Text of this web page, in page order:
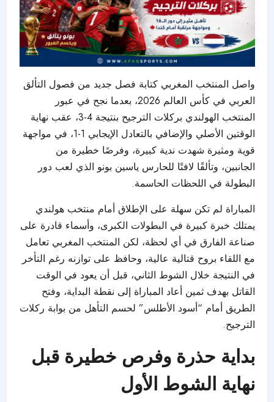
واصل المنتخب المغربي كتابة فصل جديد من فصول التألق
العربي في كأس العالم 2026، بعدما نجح في عبور
المنتخب الهولندي بركلات الترجيح بنتيجة 4-3، عقب نهاية
الوقتين الأصلي والإضافي بالتعادل الإيجابي 1-1، في مواجهة
قوية ومثيرة شهدت ندية كبيرة، وفرصًا خطيرة من
الجانبين، وتألقًا لافتًا للحارس ياسين بونو الذي لعب دور
البطولة في اللحظات الحاسمة.
المباراة لم تكن سهلة على الإطلاق أمام منتخب هولندي
يمتلك خبرة كبيرة في البطولات الكبرى، وأسماء قادرة على
صناعة الفارق في أي لحظة، لكن المنتخب المغربي تعامل
مع اللقاء بروح قتالية عالية، وحافظ على توازنه رغم التأخر
في النتيجة خلال الشوط الثاني، قبل أن يعود في الوقت
القاتل بهدف ثمين أعاد المباراة إلى نقطة البداية، وفتح
الطريق أمام “أسود الأطلس” لحسم التأهل من بوابة ركلات
الترجيح.
بداية حذرة وفرص خطيرة قبل
نهاية الشوط الأول